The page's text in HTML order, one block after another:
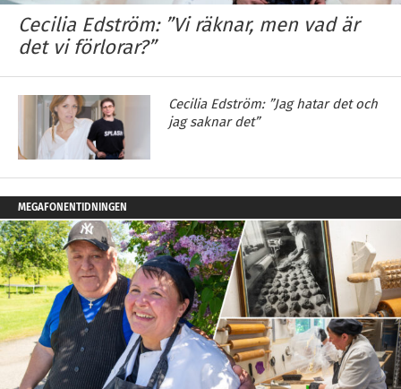
Cecilia Edström: ”Vi räknar, men vad är
det vi förlorar?”
Cecilia Edström: ”Jag hatar det och
jag saknar det”
MEGAFONENTIDNINGEN